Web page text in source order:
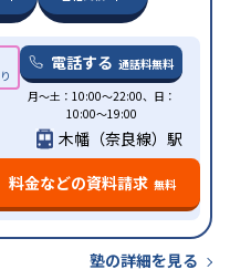
電話する 通話料無料
月〜土：10:00〜22:00、日：
10:00〜19:00
木幡（奈良線）駅
料金などの資料請求 無料
塾の詳細を見る